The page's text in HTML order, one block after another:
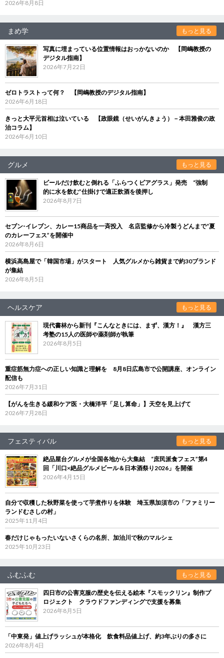
2026年8月8日
まめ学 もっと見る
写真に埋まっている位置情報はおっかないのか 【岡嶋教授の
デジタル指南】
2026年7月22日
ゼロトラストって何？ 【岡嶋教授のデジタル指南】
2026年6月18日
きっと大平元首相は泣いている 【政眼鏡（せいがんきょう）－本田雅俊の政
治コラム】
2026年6月10日
グルメ もっと見る
ビールだけ飲むと倒れる「ふらつくビアグラス」発売 “強制
的に水を飲む”仕掛けで適正飲酒を後押し
2026年8月7日
セブン‐イレブン、カレー15商品を一斉投入 名店監修から冷製うどんまで“夏
のカレーフェス”を開催中
2026年8月6日
横浜高島屋で「韓国市場」がスタート 人気グルメから雑貨まで約30ブランド
が集結
2026年8月5日
ヘルスケア もっと見る
現代書林から新刊『こんなときには、まず、漢方！』 漢方三
考塾の15人の医師や薬剤師が執筆
2026年8月5日
重症筋無力症への正しい知識と理解を 8月8日広島市で公開講座、オンライン
配信も
2026年7月31日
【がんを生きる緩和ケア医・大橋洋平「足し算命」】天空を見上げて
2026年7月28日
フェスティバル もっと見る
絶品屋台グルメが全国各地から大集結 “庶民派食フェス”第4
回「川口×絶品グルメビール＆日本酒祭り2026」を開催
2026年4月15日
自分で収穫した秋野菜を使って芋煮作りを体験 埼玉県加須市の「ファミリー
ランドむさしの村」
2025年11月4日
春だけじゃもったいないさくらの名所、加治川で秋のマルシェ
2025年10月23日
ふむふむ もっと見る
四日市の公害克服の歴史を伝える絵本『スモックリン』制作プ
ロジェクト クラウドファンディングで支援を募集
2026年8月5日
「中東発」値上げラッシュが本格化 飲食料品値上げ、約3年ぶりの多さに
2026年8月4日